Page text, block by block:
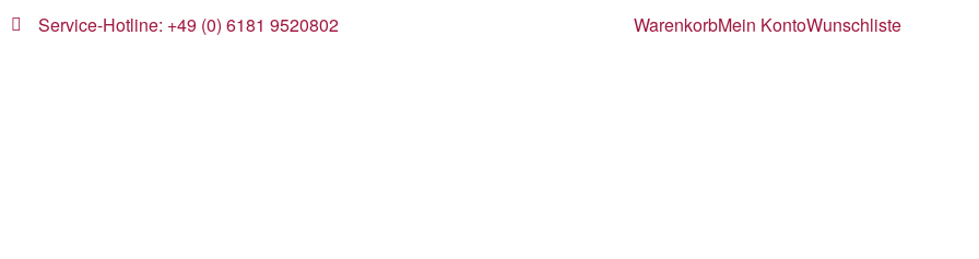
Service-Hotline: +49 (0) 6181 9520802 WarenkorbMein KontoWunschliste